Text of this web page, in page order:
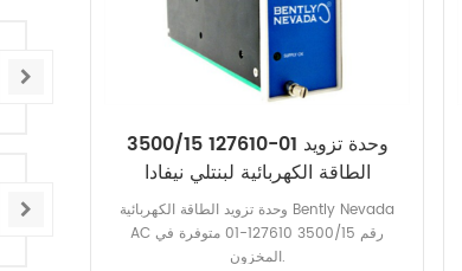
3500/15 127610-01 وحدة تزويد
الطاقة الكهربائية لبنتلي نيفادا
وحدة تزويد الطاقة الكهربائية Bently Nevada
AC رقم 3500/15 127610-01 متوفرة في
المخزون.